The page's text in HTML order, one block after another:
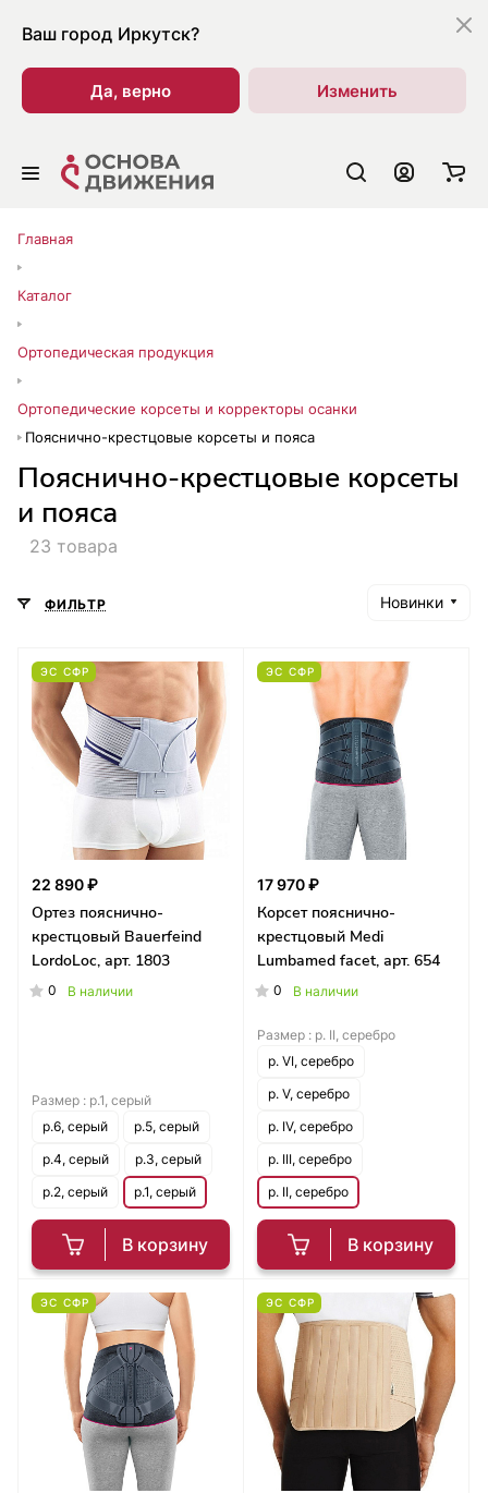
Ваш город Иркутск?
Да, верно Изменить
Главная
Каталог
Ортопедическая продукция
Ортопедические корсеты и корректоры осанки
Пояснично-крестцовые корсеты и пояса
Пояснично-крестцовые корсеты
и пояса
23 товара
ФИЛЬТР Новинки
ЭС СФР
22 890 ₽
Ортез пояснично-
крестцовый Bauerfeind
LordoLoc, арт. 1803
0 В наличии
В корзину
Размер : р.1, серый
р.6, серый
р.5, серый
р.4, серый
р.3, серый
р.2, серый
р.1, серый
ЭС СФР
17 970 ₽
Корсет пояснично-
крестцовый Medi
Lumbamed facet, арт. 654
0 В наличии
В корзину
Размер : р. II, серебро
р. VI, серебро
р. V, серебро
р. IV, серебро
р. III, серебро
р. II, серебро
ЭС СФР ЭС СФР